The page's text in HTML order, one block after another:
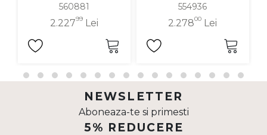
560881
2.22799Lei
554936
2.27800 Lei
NEWSLETTER
Aboneaza-te si primesti
5% REDUCERE